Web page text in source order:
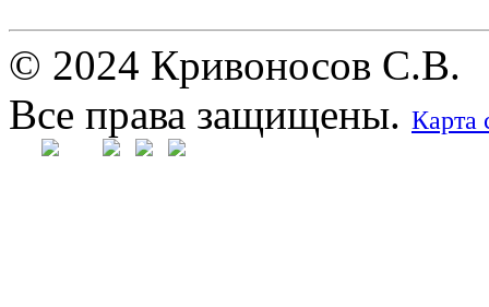
© 2024 Кривоносов С.В.
Все права защищены. Карта